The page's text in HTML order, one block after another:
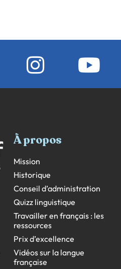
À propos
Mission
Historique
Conseil d’administration
Quizz linguistique
Travailler en français : les
ressources
Prix d’excellence
Vidéos sur la langue
française